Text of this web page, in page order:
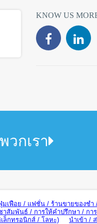
KNOW US
กเรา
เฟือย / แฟชั่น / ร้านขายของชำ
สัมพันธ์ / การให้คำปรึกษา / กา
ล็กทรอนิกส์ / โลหะ)
นำเข้า /